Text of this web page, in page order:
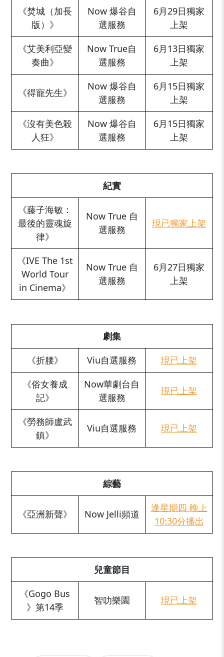
《焚城（加長
版）》
Now 爆谷自
選服務
6月29日獨家
上架
《艾美利亞變
奏曲》
Now True自
選服務
6月13日獨家
上架
《得寵先生》
Now 爆谷自
選服務
6月15日獨家
上架
《沒有美色殺
人狂》
Now 爆谷自
選服務
6月15日獨家
上架
紀實
《藤子海敏：
最後的靈魂旋
律》
Now True 自
選服務
現已獨家上架
《IVE The 1st
World Tour
in Cinema》
Now True 自
選服務
6月27日獨家
上架
劇集
《折腰》
Viu自選服務
現已上架
《俗女養成
記》
Now華劇台自
選服務
現已上架
《勞務師盧武
鎮》
Viu自選服務 現已上架
綜藝
《亞洲新聲》 Now Jelli頻道
逢星期四 晚上
10:30分播出
兒童節目
《Gogo Bus
》第14季
智叻樂園 現已上架